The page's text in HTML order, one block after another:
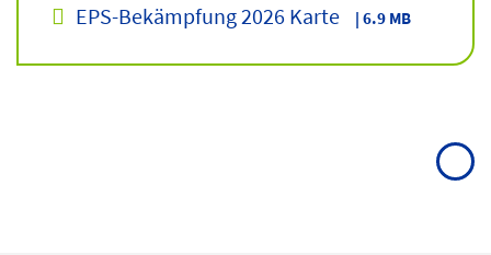
EPS-Bekämpfung 2026 Karte | 6.9 MB